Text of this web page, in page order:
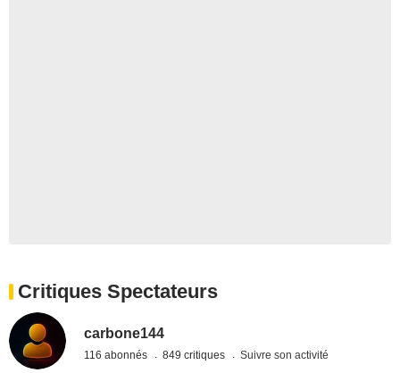
Critiques Spectateurs
carbone144
116 abonnés 849 critiques Suivre son activité